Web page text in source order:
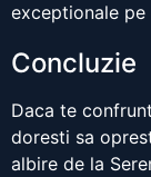
exceptionale pe
Concluzie
Daca te
doresti sa
albire de la